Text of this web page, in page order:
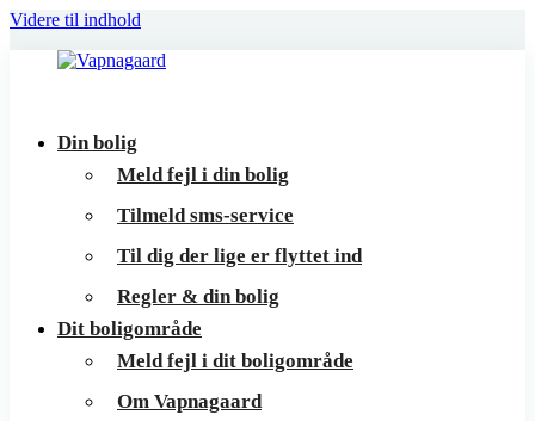
Videre til indhold
Vapnagaard
BoligerDin bolig
Meld fejl i din bolig
Tilmeld sms-service
Til dig der lige er flyttet ind
Regler & din bolig
Dit boligområde
Meld fejl i dit boligområde
Om Vapnagaard